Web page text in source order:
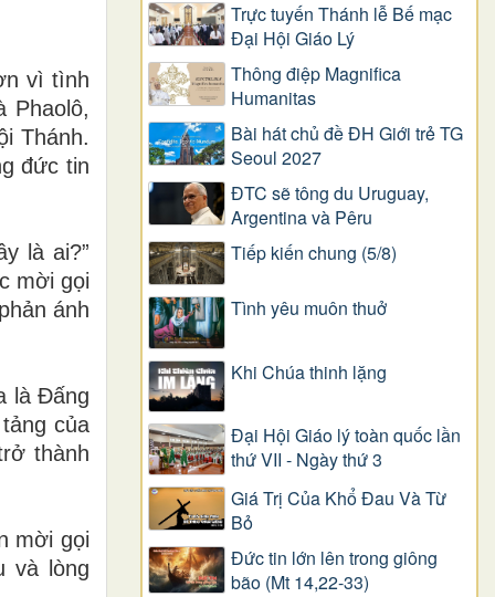
vì tình
Phaolô,
Thánh.
đức tin
là ai?”
mời gọi
ánh
là Đấng
của
thành
mời gọi
và lòng
Trực tuyến Thánh lễ Bế mạc
Đại Hội Giáo Lý
Thông điệp Magnifica
Humanitas
Bài hát chủ đề ĐH Giới trẻ TG
Seoul 2027
ĐTC sẽ tông du Uruguay,
Argentina và Pêru
Tiếp kiến chung (5/8)
Tình yêu muôn thuở
Khi Chúa thinh lặng
Đại Hội Giáo lý toàn quốc lần
thứ VII - Ngày thứ 3
Giá Trị Của Khổ Ðau Và Từ
Bỏ
Đức tin lớn lên trong giông
bão (Mt 14,22-33)